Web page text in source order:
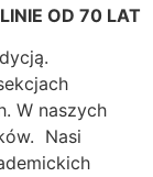
OD 70 LAT
W naszych
Nasi